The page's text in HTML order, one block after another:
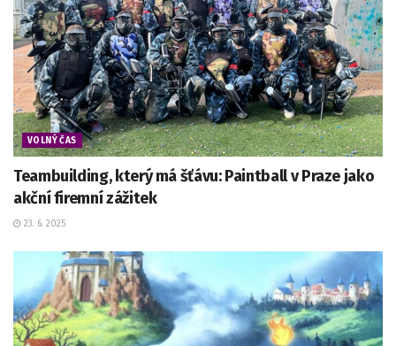
VOLNÝ ČAS
Teambuilding, který má šťávu: Paintball v Praze jako
akční firemní zážitek
23. 6. 2025